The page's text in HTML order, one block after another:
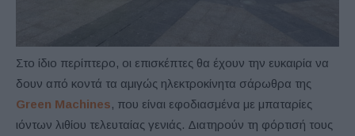
Στο ίδιο περίπτερο, οι επισκέπτες θα έχουν την ευκαιρία να
δουν από κοντά τα αμιγώς ηλεκτροκίνητα σάρωθρα της
Green Machines, που είναι εφοδιασμένα με μπαταρίες
ιόντων λιθίου τελευταίας γενιάς. Διατηρούν τη φόρτισή τους